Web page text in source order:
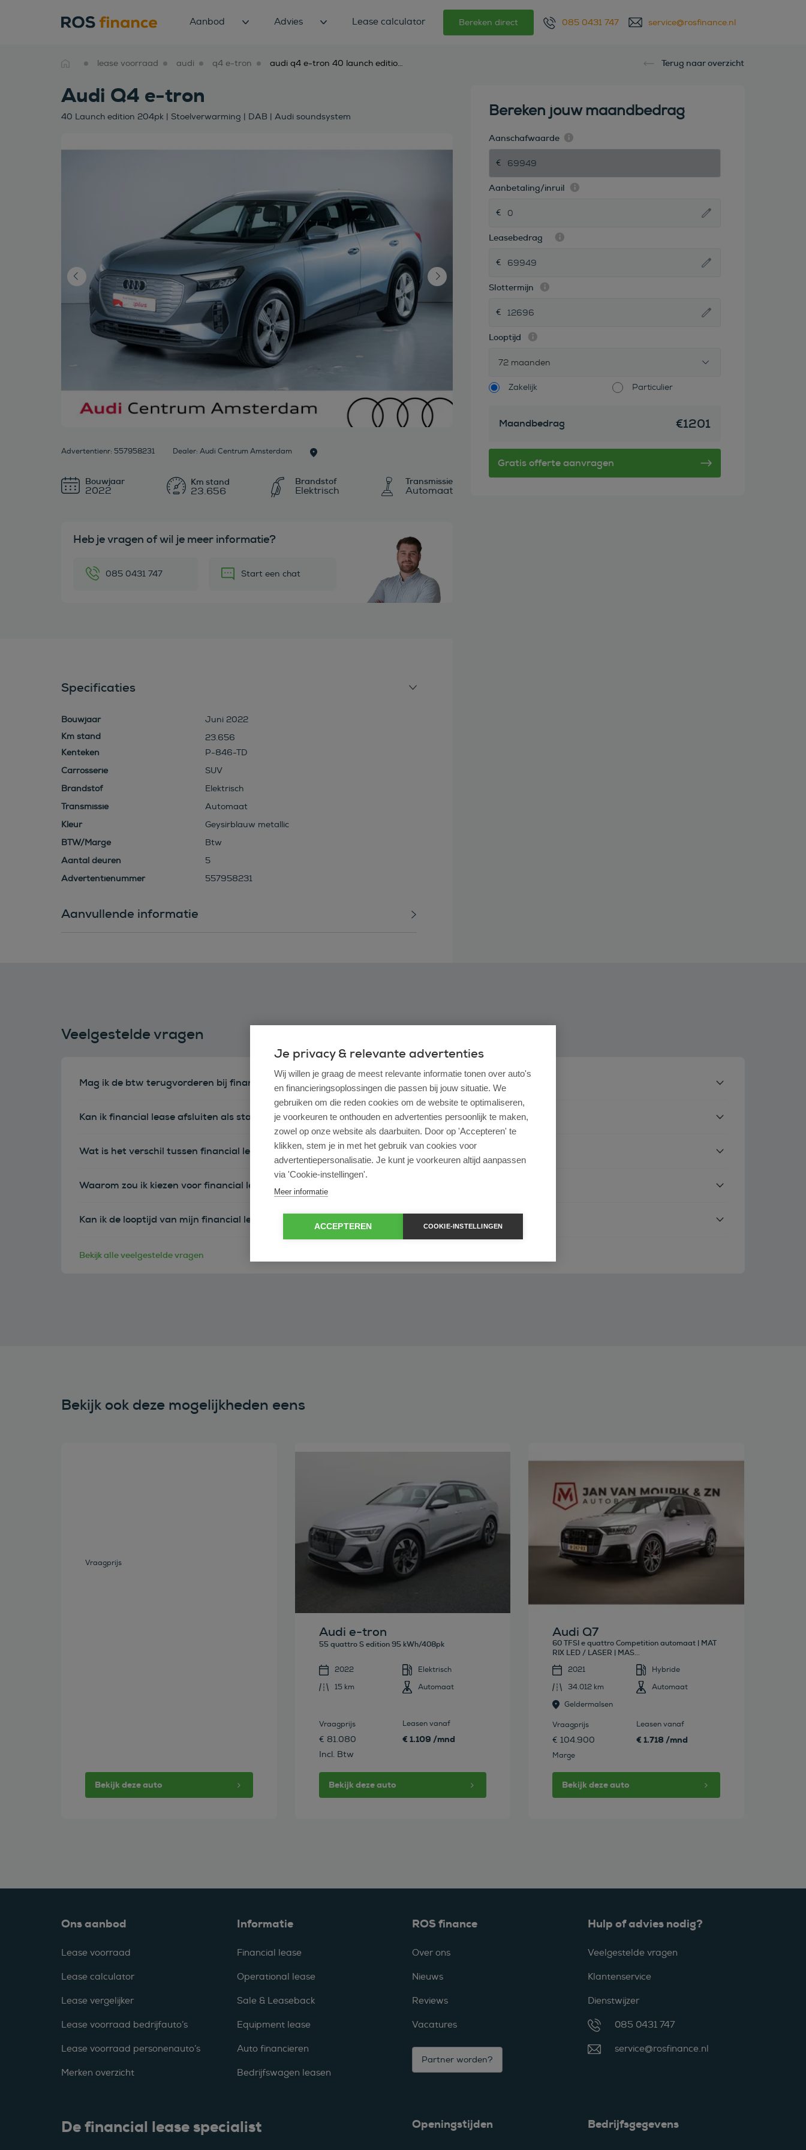
Aanbod Advies Lease calculator Bereken direct 085 0431 747 service@rosfinance.nl
lease voorraad audi q4 e-tron audi q4 e-tron 40 launch edition 204pk | stoelverwarming | dab | audi soundsystem Terug naar overzicht
Audi Q4 e-tron
40 Launch edition 204pk | Stoelverwarming | DAB | Audi soundsystem
Advertentienr: 557958231 Dealer: Audi Centrum Amsterdam
Bouwjaar
2022 23.656
Brandstof
Elektrisch
Transmissie
Automaat
Heb je vragen of wil je meer informatie?
085 0431 747 Start een chat
Specificaties
Bouwjaar
Juni 2022
23.656
Kenteken
P-846-TD
Carrosserie
SUV
Brandstof
Elektrisch
Transmissie
Automaat
Kleur
Geysirblauw metallic
BTW/Marge
Btw
Aantal deuren
5
Advertentienummer
557958231
Aanvullende informatie
Bereken jouw maandbedrag
Aanschafwaarde
Aanbetaling/inruil
Leasebedrag
Slottermijn
Looptijd
72 maanden
Zakelijk Particulier
Maandbedrag €1201
Veelgestelde vragen
Mag ik de btw terugvorderen bij financial lease?
Kan ik financial lease afsluiten als startende ondernemer?
Wat is het verschil tussen financial lease en operational lease?
Waarom zou ik kiezen voor financial lease bij ROS Finance?
Kan ik de looptijd van mijn financial leasecontract zelf bepalen?
Bekijk alle veelgestelde vragen
Bekijk ook deze mogelijkheden eens
Vraagprijs
Bekijk deze auto
Audi e-tron
55 quattro S edition 95 kWh/408pk
2022
Elektrisch
15 km
Automaat
Vraagprijs
€ 81.080
Incl. Btw
Leasen vanaf
€ 1.109 /mnd
Bekijk deze auto
Bekijk deze auto
Audi Q7
60 TFSI e quattro Competition automaat | MAT
RIX LED / LASER | MAS...
2021
Hybride
34.012 km
Automaat
Geldermalsen
Vraagprijs
€ 104.900
Marge
Leasen vanaf
€ 1.718 /mnd
Bekijk deze auto
Ons aanbod
Lease voorraad
Lease calculator
Lease vergelijker
Lease voorraad bedrijfauto’s
Lease voorraad personenauto’s
Merken overzicht
Informatie
Financial lease
Operational lease
Sale & Leaseback
Equipment lease
Auto financieren
Bedrijfswagen leasen
ROS finance
Over ons
Nieuws
Reviews
Vacatures
Partner worden?
Hulp of advies nodig?
Veelgestelde vragen
Klantenservice
Dienstwijzer
085 0431 747
service@rosfinance.nl
De financial lease specialist Openingstijden Bedrijfsgegevens
Je privacy & relevante advertenties
Wij willen je graag de meest relevante informatie tonen over auto's
en financieringsoplossingen die passen bij jouw situatie. We
gebruiken om die reden cookies om de website te optimaliseren,
je voorkeuren te onthouden en advertenties persoonlijk te maken,
zowel op onze website als daarbuiten. Door op 'Accepteren' te
klikken, stem je in met het gebruik van cookies voor
advertentiepersonalisatie. Je kunt je voorkeuren altijd aanpassen
via 'Cookie-instellingen'.
Meer informatie
ACCEPTEREN COOKIE-INSTELLINGEN